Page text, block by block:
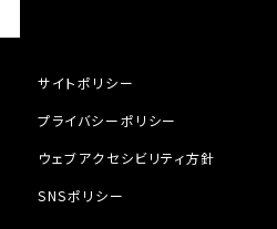
サイトポリシー
プライバシーポリシー
ウェブアクセシビリティ方針
SNSポリシー